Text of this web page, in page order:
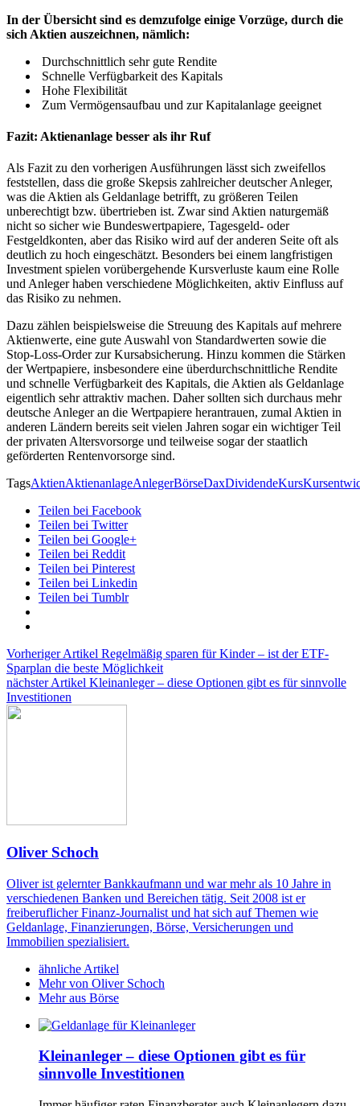
In der Übersicht sind es demzufolge einige Vorzüge, durch die
sich Aktien auszeichnen, nämlich:
Durchschnittlich sehr gute Rendite
Schnelle Verfügbarkeit des Kapitals
Hohe Flexibilität
Zum Vermögensaufbau und zur Kapitalanlage geeignet
Fazit: Aktienanlage besser als ihr Ruf
Als Fazit zu den vorherigen Ausführungen lässt sich zweifellos
feststellen, dass die große Skepsis zahlreicher deutscher Anleger,
was die Aktien als Geldanlage betrifft, zu größeren Teilen
unberechtigt bzw. übertrieben ist. Zwar sind Aktien naturgemäß
nicht so sicher wie Bundeswertpapiere, Tagesgeld- oder
Festgeldkonten, aber das Risiko wird auf der anderen Seite oft als
deutlich zu hoch eingeschätzt. Besonders bei einem langfristigen
Investment spielen vorübergehende Kursverluste kaum eine Rolle
und Anleger haben verschiedene Möglichkeiten, aktiv Einfluss auf
das Risiko zu nehmen.
Dazu zählen beispielsweise die Streuung des Kapitals auf mehrere
Aktienwerte, eine gute Auswahl von Standardwerten sowie die
Stop-Loss-Order zur Kursabsicherung. Hinzu kommen die Stärken
der Wertpapiere, insbesondere eine überdurchschnittliche Rendite
und schnelle Verfügbarkeit des Kapitals, die Aktien als Geldanlage
eigentlich sehr attraktiv machen. Daher sollten sich durchaus mehr
deutsche Anleger an die Wertpapiere herantrauen, zumal Aktien in
anderen Ländern bereits seit vielen Jahren sogar ein wichtiger Teil
der privaten Altersvorsorge und teilweise sogar der staatlich
geförderten Rentenvorsorge sind.
TagsAktienAktienanlageAnlegerBörseDaxDividendeKurs
Teilen bei Facebook
Teilen bei Twitter
Teilen bei Google+
Teilen bei Reddit
Teilen bei Pinterest
Teilen bei Linkedin
Teilen bei Tumblr
Vorheriger Artikel Regelmäßig sparen für Kinder – ist der ETF-
Sparplan die beste Möglichkeit
nächster Artikel Kleinanleger – diese Optionen gibt es für sinnvolle
Investitionen
Oliver Schoch
Oliver ist gelernter Bankkaufmann und war mehr als 10 Jahre in
verschiedenen Banken und Bereichen tätig. Seit 2008 ist er
freiberuflicher Finanz-Journalist und hat sich auf Themen wie
Geldanlage, Finanzierungen, Börse, Versicherungen und
Immobilien spezialisiert.
ähnliche Artikel
Mehr von Oliver Schoch
Mehr aus Börse
Kleinanleger – diese Optionen gibt es für
sinnvolle Investitionen